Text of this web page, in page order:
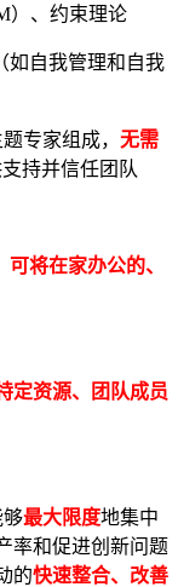
）、约束理论
如自我管理和自我
专家组成， 无需
持并信任团队
将在家办公的、
定资源、团队成员
够最大限度地集中
率和促进创新问题
的快速整合、改善